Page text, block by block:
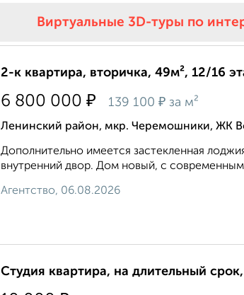
Виртуальные 3D-туры по
2-к квартира, вторичка, 49м², 12/16
6 800 000 ₽ 139 100 ₽ за м²
Ленинский район, мкр. Черемошники, ЖК
Дополнительно имеется застекленная
внутренний двор. Дом новый, с
Агентство, 06.08.2026
Студия квартира, на длительный